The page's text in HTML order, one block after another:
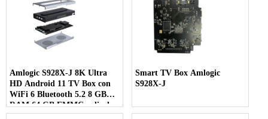
Amlogic S928X-J 8K Ultra
HD Android 11 TV Box con
WiFi 6 Bluetooth 5.2 8 GB
RAM 64 GB EMMC e display
multi-schermo 7 in 1
Smart TV Box Amlogic
S928X-J